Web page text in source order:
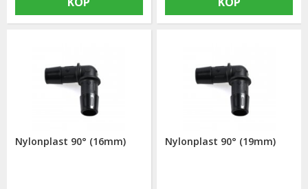
Nylonplast 90° (16mm) Nylonplast 90° (19mm)